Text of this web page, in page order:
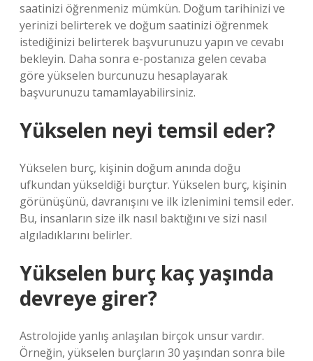
saatinizi öğrenmeniz mümkün. Doğum tarihinizi ve
yerinizi belirterek ve doğum saatinizi öğrenmek
istediğinizi belirterek başvurunuzu yapın ve cevabı
bekleyin. Daha sonra e-postanıza gelen cevaba
göre yükselen burcunuzu hesaplayarak
başvurunuzu tamamlayabilirsiniz.
Yükselen neyi temsil eder?
Yükselen burç, kişinin doğum anında doğu
ufkundan yükseldiği burçtur. Yükselen burç, kişinin
görünüşünü, davranışını ve ilk izlenimini temsil eder.
Bu, insanların size ilk nasıl baktığını ve sizi nasıl
algıladıklarını belirler.
Yükselen burç kaç yaşında
devreye girer?
Astrolojide yanlış anlaşılan birçok unsur vardır.
Örneğin, yükselen burçların 30 yaşından sonra bile